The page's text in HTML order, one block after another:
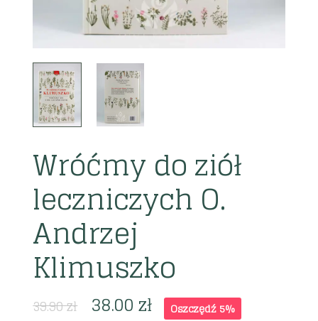
Wróćmy do ziół
leczniczych O.
Andrzej
Klimuszko
39.90zł 38.00zł Oszczędź 5%